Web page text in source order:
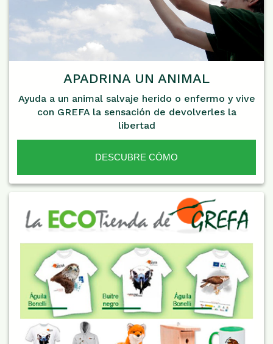
APADRINA UN ANIMAL
Ayuda a un animal salvaje herido o enfermo y vive
con GREFA la sensación de devolverles la
libertad
DESCUBRE CÓMO